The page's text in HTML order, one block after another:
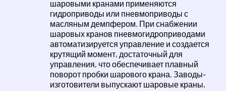
шаровыми кранами применяются
гидроприводы или пневмоприводы с
масляным демпфером. При снабжении
шаровых кранов пневмогидроприводами
автоматизируется управление и создается
крутящий момент, достаточный для
управления, что обеспечивает плавный
поворот пробки шарового крана. Заводы-
изготовители выпускают шаровые краны,